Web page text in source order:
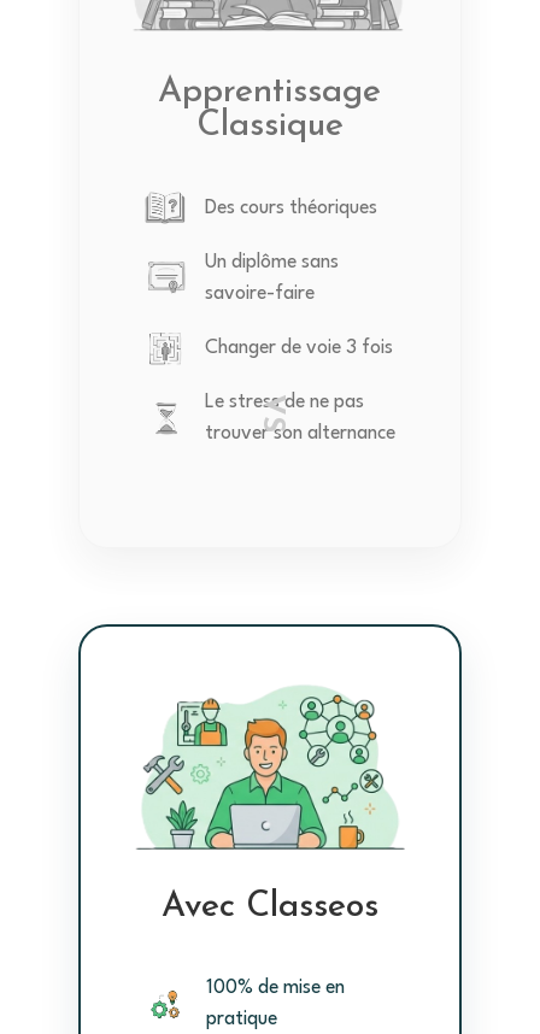
Apprentissage
Classique
Des cours théoriques
Un diplôme sans
savoire-faire
Changer de voie 3 fois
Le stress de ne pas
trouver son alternance
VS
Avec Classeos
100% de mise en
pratique